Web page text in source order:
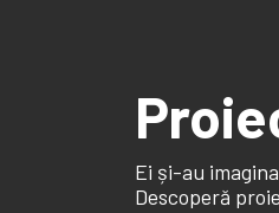
Ei și-au
Descoperă